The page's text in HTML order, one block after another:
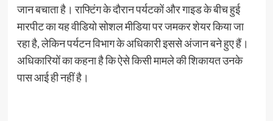
जान बचाता है। राफ्टिंग के दौरान पर्यटकों और गाइड के बीच हुई
मारपीट का यह वीडियो सोशल मीडिया पर जमकर शेयर किया जा
रहा है, लेकिन पर्यटन विभाग के अधिकारी इससे अंजान बने हुए हैं।
अधिकारियों का कहना है कि ऐसे किसी मामले की शिकायत उनके
पास आई ही नहीं है।